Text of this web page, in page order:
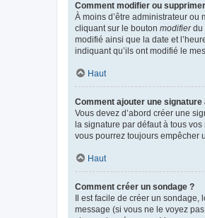
Comment modifier ou
À moins d’être administrateur
cliquant sur le bouton modifierdu
modifié ainsi que la date et
indiquant qu’ils ont modifié le
Haut
Comment ajouter une
Vous devez d’abord créer une
la signature par défaut à tous
vous pourrez toujours empêcher
Haut
Comment créer un sondage ?
Il est facile de créer un
message (si vous ne le voyez